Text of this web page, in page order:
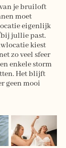
je bruiloft
moet
eigenlijk
jullie past.
kiest
zo veel sfeer
enkele storm
Het blijft
geen mooi